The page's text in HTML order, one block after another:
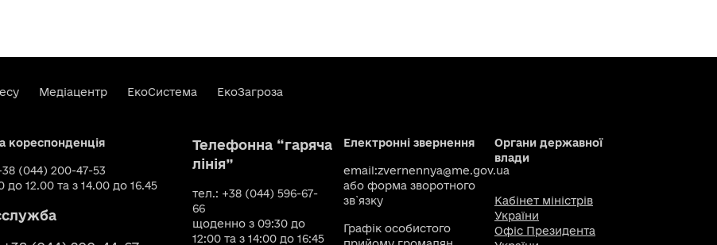
Медіацентр ЕкоСистема ЕкоЗагроза
кореспонденція
(044) 200-47-53
до 12.00 та з 14.00 до 16.45
Телефонна “гаряча
лінія”
тел.: +38 (044) 596-67-
66
щоденно з 09:30 до
12:00 та з 14:00 до 16:45
Електронні звернення
email:zvernennya@me.gov.ua
або форма зворотного
зв`язку
Графік особистого
Органи державної
влади
Кабінет міністрів
України
Офіс Президента